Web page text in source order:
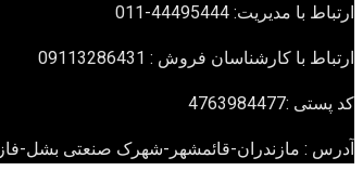
ارتباط با مدیریت: 44495444-011
ارتباط با کارشناسان فروش : 09113286431
کد پستی :4763984477
آدرس : مازندران-قائمشهر-شهرک صنعتی بشل-فاز 2